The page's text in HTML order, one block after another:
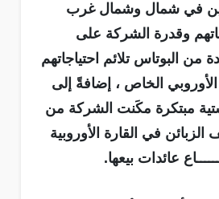
في شمال وشمال غرب
وقدرة الشركة على
من البوتاس تلائم احتياجاتهم
الخاص ، إضافةً إلى
مبتكرة مكَنت الشركة من
في القارة الأوروبية
عائدات بيعها.